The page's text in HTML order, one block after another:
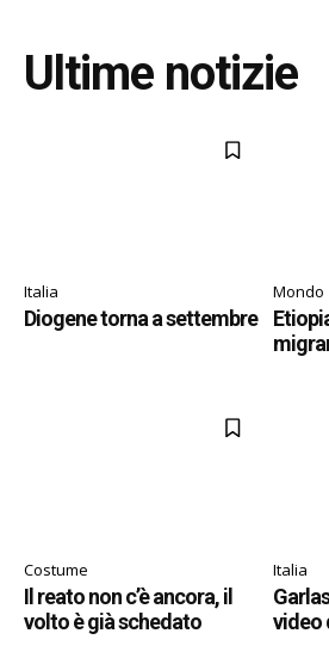
Ultime notizie
Italia
Diogene torna a settembre
Mondo
Costume
Il reato non c’è ancora, il
volto è già schedato
Italia
video